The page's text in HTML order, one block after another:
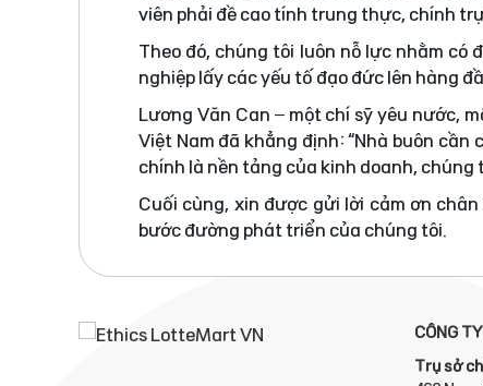
viên phải đề cao tính trung thực, chính
Theo đó, chúng tôi luôn nỗ lực nhằm
nghiệp lấy các yếu tố đạo đức lên hàng
Lương Văn Can – một chí sỹ yêu nước,
Việt Nam đã khẳng định: “Nhà buôn
chính là nền tảng của kinh doanh, chúng
Cuối cùng, xin được gửi lời cảm ơn
bước đường phát triển của chúng tôi.
CÔNG
Trụ sở